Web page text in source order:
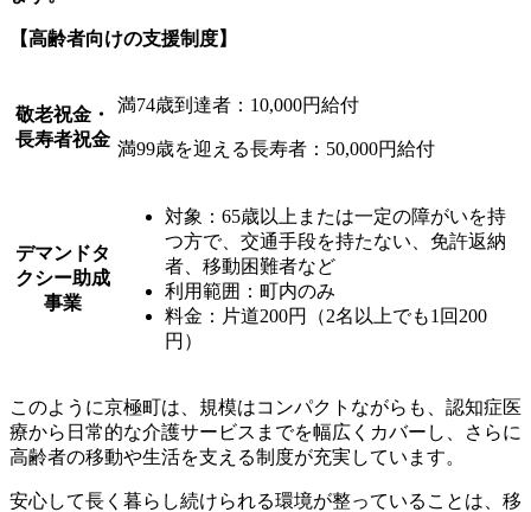
【高齢者向けの支援制度】
敬老祝金・
長寿者祝金
満74歳到達者：10,000円給付
満99歳を迎える長寿者：50,000円給付
デマンドタ
クシー助成
事業
対象：65歳以上または一定の障がいを持
つ方で、交通手段を持たない、免許返納
者、移動困難者など
利用範囲：町内のみ
料金：片道200円（2名以上でも1回200
円）
このように京極町は、規模はコンパクトながらも、認知症医
療から日常的な介護サービスまでを幅広くカバーし、さらに
高齢者の移動や生活を支える制度が充実しています。
安心して長く暮らし続けられる環境が整っていることは、移